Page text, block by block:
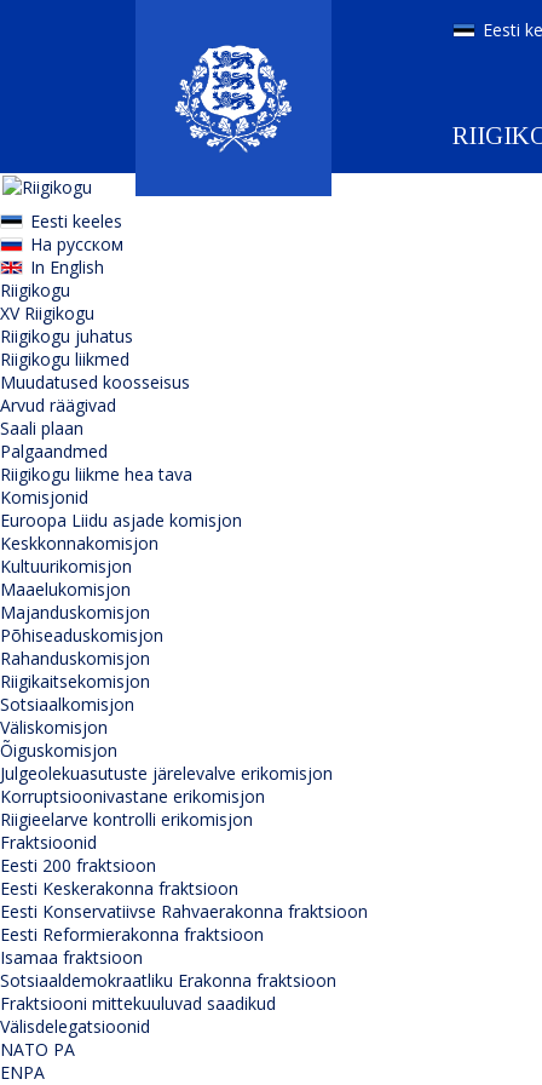
Eesti
Eesti keeles
На русском
In English
Riigikogu
XV Riigikogu
Riigikogu juhatus
Riigikogu liikmed
Muudatused koosseisus
Arvud räägivad
Saali plaan
Palgaandmed
Riigikogu liikme hea tava
Komisjonid
Euroopa Liidu asjade komisjon
Keskkonnakomisjon
Kultuurikomisjon
Maaelukomisjon
Majanduskomisjon
Põhiseaduskomisjon
Rahanduskomisjon
Riigikaitsekomisjon
Sotsiaalkomisjon
Väliskomisjon
Õiguskomisjon
Julgeolekuasutuste järelevalve erikomisjon
Korruptsioonivastane erikomisjon
Riigieelarve kontrolli erikomisjon
Fraktsioonid
Eesti 200 fraktsioon
Eesti Keskerakonna fraktsioon
Eesti Konservatiivse Rahvaerakonna fraktsioon
Eesti Reformierakonna fraktsioon
Isamaa fraktsioon
Sotsiaaldemokraatliku Erakonna fraktsioon
Fraktsiooni mittekuuluvad saadikud
Välisdelegatsioonid
NATO PA
ENPA